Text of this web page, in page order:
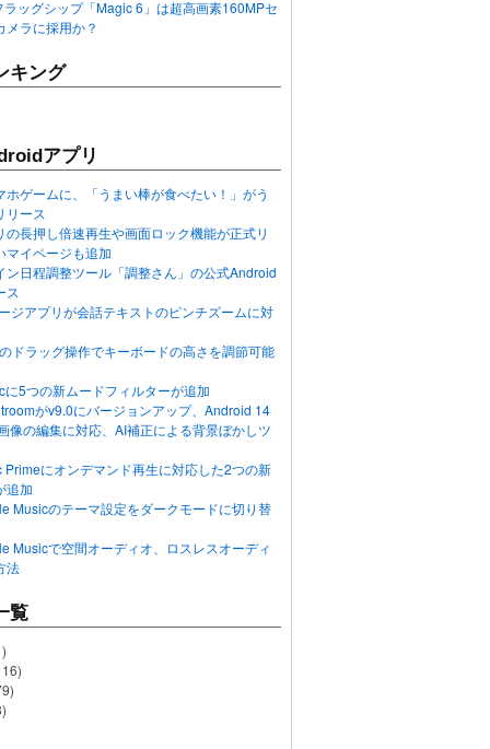
ッグシップ「Magic 6」は超高画素160MPセ
メラに採用か？
キング
アプリ
ホゲームに、「うまい棒が食べたい！」がう
リース
の長押し倍速再生や画面ロック機能が正式リ
マイページも追加
ン日程調整ツール「調整さん」の公式Android
ス
ジアプリが会話テキストのピンチズームに対
ドラッグ操作でキーボードの高さを調節可能
に5つの新ムードフィルターが追加
がv9.0にバージョンアップ、Android 14
像の編集に対応、AI補正による背景ぼかしツ
Primeにオンデマンド再生に対応した2つの新
追加
Musicのテーマ設定をダークモードに切り替
Musicで空間オーディオ、ロスレスオーディ
法
覧